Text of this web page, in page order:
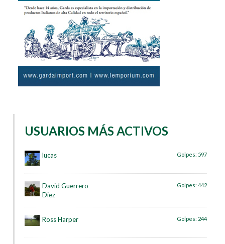
USUARIOS MÁS ACTIVOS
lucas Golpes: 597
David Guerrero
Diez
Golpes: 442
Ross Harper Golpes: 244